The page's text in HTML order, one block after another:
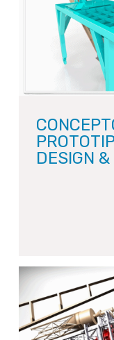
DESIGN